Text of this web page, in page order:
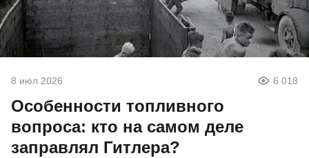
8 июл 2026 6 018
Особенности топливного
вопроса: кто на самом деле
заправлял Гитлера?